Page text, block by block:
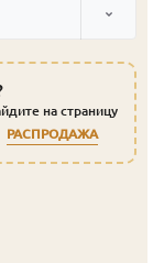
на страницу
РАСПРОДАЖА